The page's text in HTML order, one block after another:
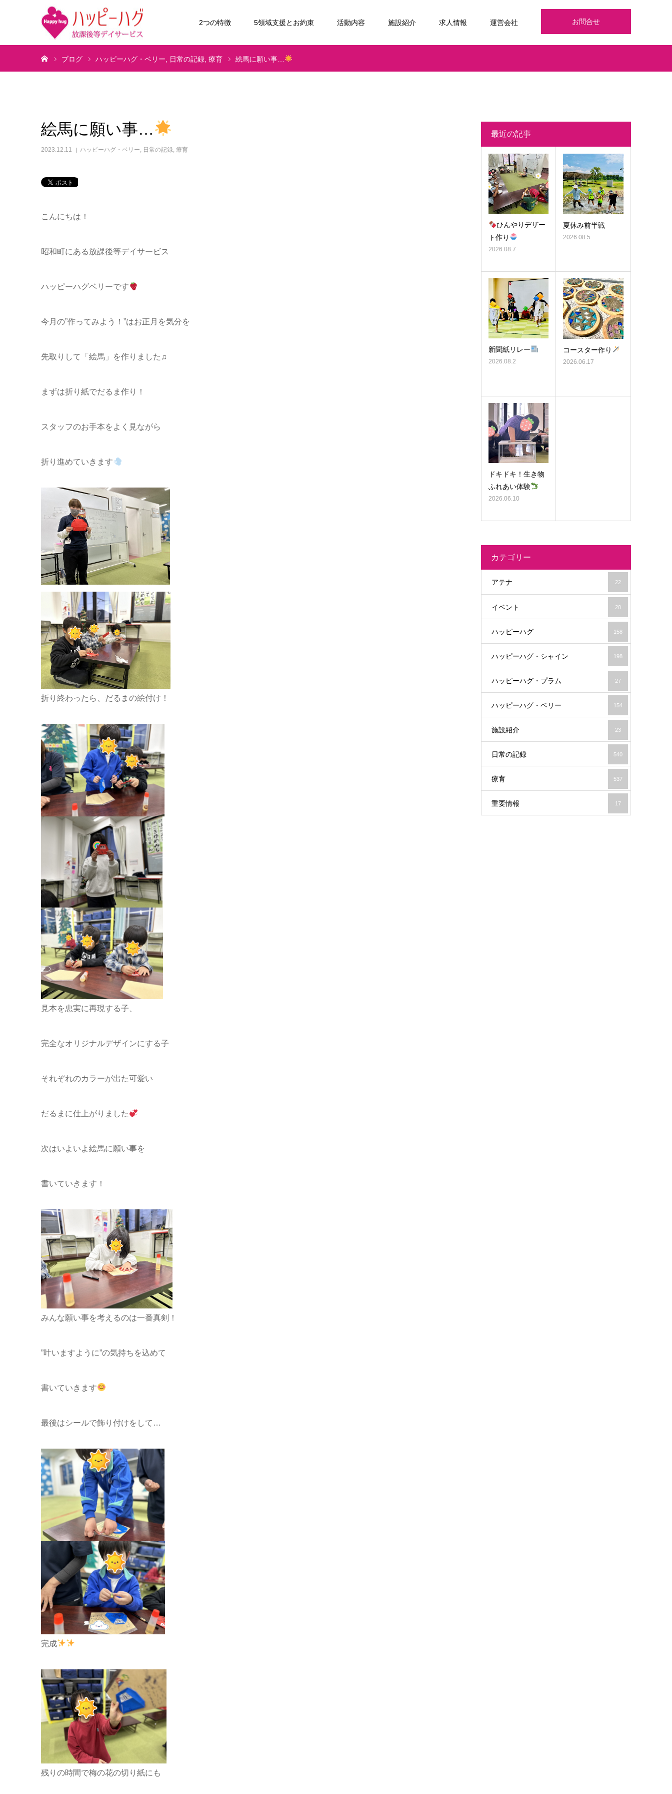
お問合せ
2つの特徴 5領域支援とお約束 活動内容 施設紹介 求人情報 運営会社
ブログ ハッピーハグ・ベリー 日常の記録 療育 絵馬に願い事…
絵馬に願い事…
2023.12.11 ハッピーハグ・ベリー, 日常の記録, 療育
こんにちは！
昭和町にある放課後等デイサービス
ハッピーハグベリーです
今月の”作ってみよう！”はお正月を気分を
先取りして「絵馬」を作りました♫
まずは折り紙でだるま作り！
スタッフのお手本をよく見ながら
折り進めていきます
折り終わったら、だるまの絵付け！
見本を忠実に再現する子、
完全なオリジナルデザインにする子
それぞれのカラーが出た可愛い
だるまに仕上がりました
次はいよいよ絵馬に願い事を
書いていきます！
みんな願い事を考えるのは一番真剣！
”叶いますように”の気持ちを込めて
書いていきます
最後はシールで飾り付けをして…
完成
残りの時間で梅の花の切り紙にも
最近の記事
ひんやりデザー
ト作り
2026.08.7
夏休み前半戦
2026.08.5
新聞紙リレー
2026.08.2
コースター作り
2026.06.17
ドキドキ！生き物
ふれあい体験
2026.06.10
カテゴリー
アテナ 22
イベント 20
ハッピーハグ 158
ハッピーハグ・シャイン 198
ハッピーハグ・プラム 27
ハッピーハグ・ベリー 154
施設紹介 23
日常の記録 540
療育 537
重要情報 17